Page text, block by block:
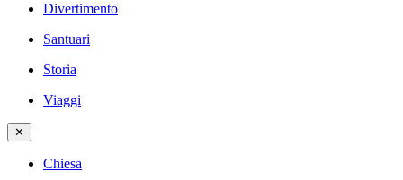
Divertimento
Santuari
Storia
Viaggi
✕
Chiesa